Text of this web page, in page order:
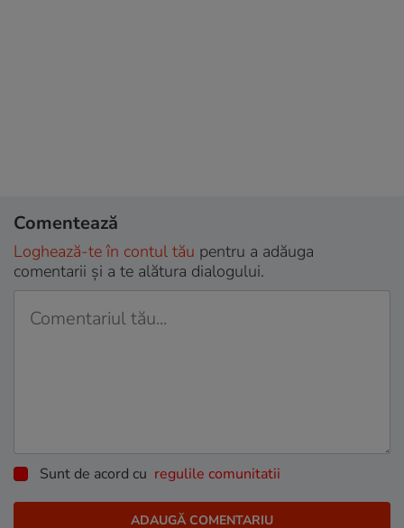
Comentează
Loghează-te în contul tău pentru a adăuga
comentarii și a te alătura dialogului.
Sunt de acord cu regulile comunitatii